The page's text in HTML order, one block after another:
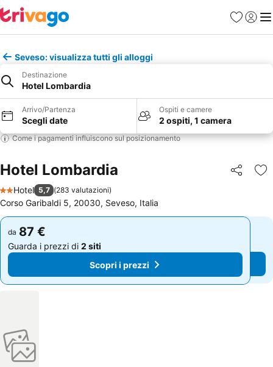
PreferitiAccedi
Seveso: visualizza tutti gli alloggi
Destinazione
Hotel Lombardia
Arrivo/Partenza
Scegli date
Ospiti e camere
2 ospiti, 1 camera
Come i pagamenti influiscono sul posizionamento
Hotel Lombardia Condividi
2 Stelle
Hotel 5,7 (283 valutazioni)
Corso Garibaldi 5, 20030, Seveso, Italia
da 87 €
Guarda i prezzi di 2 siti
Scopri i prezzi
da 87 €
Guarda i prezzi di 2 siti
Scopri i prezzi